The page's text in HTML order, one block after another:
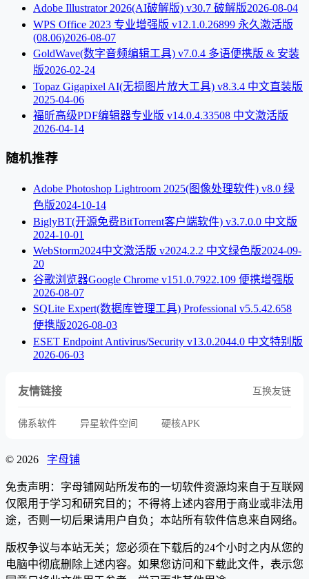
Adobe Illustrator 2026(AI破解版) v30.7 破解版2026-08-04
WPS Office 2023 专业增强版 v12.1.0.26899 永久激活版
(08.06)2026-08-07
GoldWave(数字音频编辑工具) v7.0.4 多语便携版 & 安装
版2026-02-24
Topaz Gigapixel AI(无损图片放大工具) v8.3.4 中文直装版
2025-04-06
福昕高级PDF编辑器专业版 v14.0.4.33508 中文激活版
2026-04-14
随机推荐
Adobe Photoshop Lightroom 2025(图像处理软件) v8.0 绿
色版2024-10-14
BiglyBT(开源免费BitTorrent客户端软件) v3.7.0.0 中文版
2024-10-01
WebStorm2024中文激活版 v2024.2.2 中文绿色版2024-09-
20
谷歌浏览器Google Chrome v151.0.7922.109 便携增强版
2026-08-07
SQLite Expert(数据库管理工具) Professional v5.5.42.658
便携版2026-08-03
ESET Endpoint Antivirus/Security v13.0.2044.0 中文特别版
2026-06-03
友情链接 互换友链
佛系软件 异星软件空间 硬核APK
© 2026 字母铺
免责声明：字母铺网站所发布的一切软件资源均来自于互联网
仅限用于学习和研究目的；不得将上述内容用于商业或非法用
途，否则一切后果请用户自负；本站所有软件信息来自网络。
版权争议与本站无关；您必须在下载后的24个小时之内从您的
电脑中彻底删除上述内容。如果您访问和下载此文件，表示您